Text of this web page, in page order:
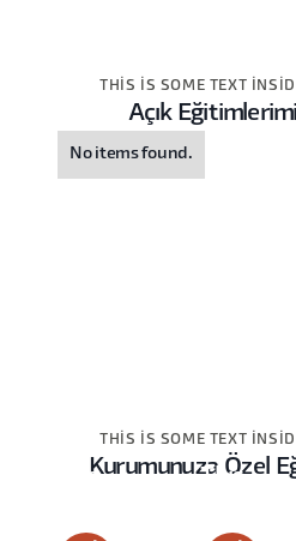
THIS IS SOME TEXT
Açık
No items found.
THIS IS SOME TEXT
Kurumunuza Özel
This
This